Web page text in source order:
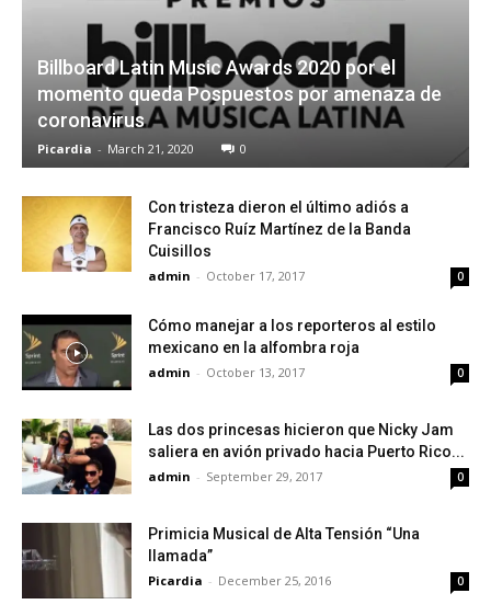
Billboard Latin Music Awards 2020 por el
momento queda Pospuestos por amenaza de
coronavirus
Picardia - March 21, 2020 0
Con tristeza dieron el último adiós a
Francisco Ruíz Martínez de la Banda
Cuisillos
admin - October 17, 2017 0
Cómo manejar a los reporteros al estilo
mexicano en la alfombra roja
admin - October 13, 2017 0
Las dos princesas hicieron que Nicky Jam
saliera en avión privado hacia Puerto Rico...
admin - September 29, 2017 0
Primicia Musical de Alta Tensión “Una
llamada”
Picardia - December 25, 2016 0